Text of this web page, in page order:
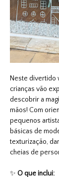
Neste divertido
crianças vão
descobrir a
mãos! Com
pequenos
básicas de
texturização,
cheias de
✨ O que inclui: